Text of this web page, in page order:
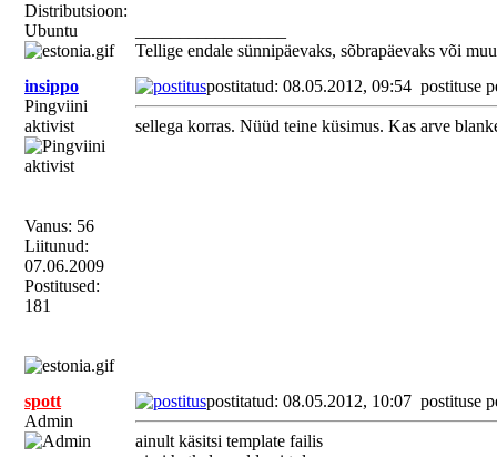
Distributsioon:
Ubuntu
Tellige endale sünnipäevaks, sõbrapäevaks või
insippo
Pingviini
aktivist
Vanus: 56
Liitunud:
07.06.2009
Postitused:
181
postitatud: 08.05.2012, 09:54 postituse
sellega korras. Nüüd teine küsimus. Kas arve
spott
Admin
postitatud: 08.05.2012, 10:07 postituse
ainult käsitsi template failis